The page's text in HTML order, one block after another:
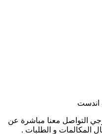
اندست
التواصل معنا مباشرة عن
المكالمات و الطلبات .